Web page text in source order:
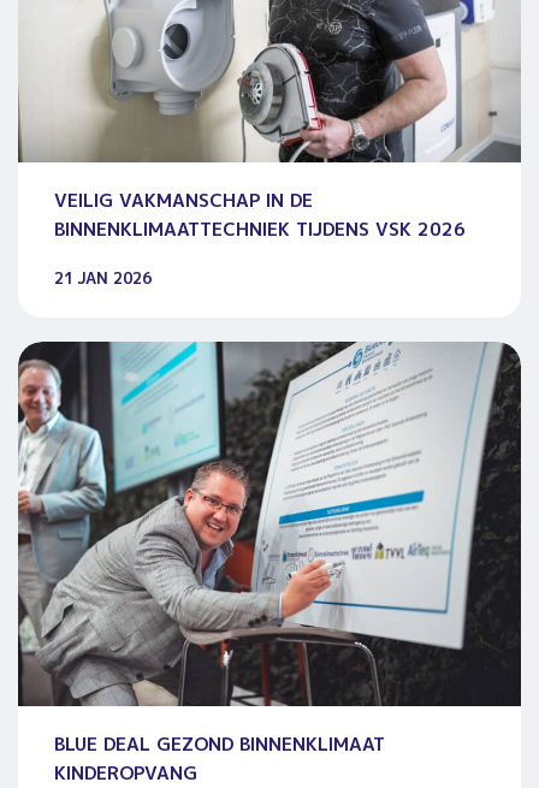
VEILIG VAKMANSCHAP IN DE
BINNENKLIMAATTECHNIEK TIJDENS VSK 2026
21 JAN 2026
BLUE DEAL GEZOND BINNENKLIMAAT
KINDEROPVANG